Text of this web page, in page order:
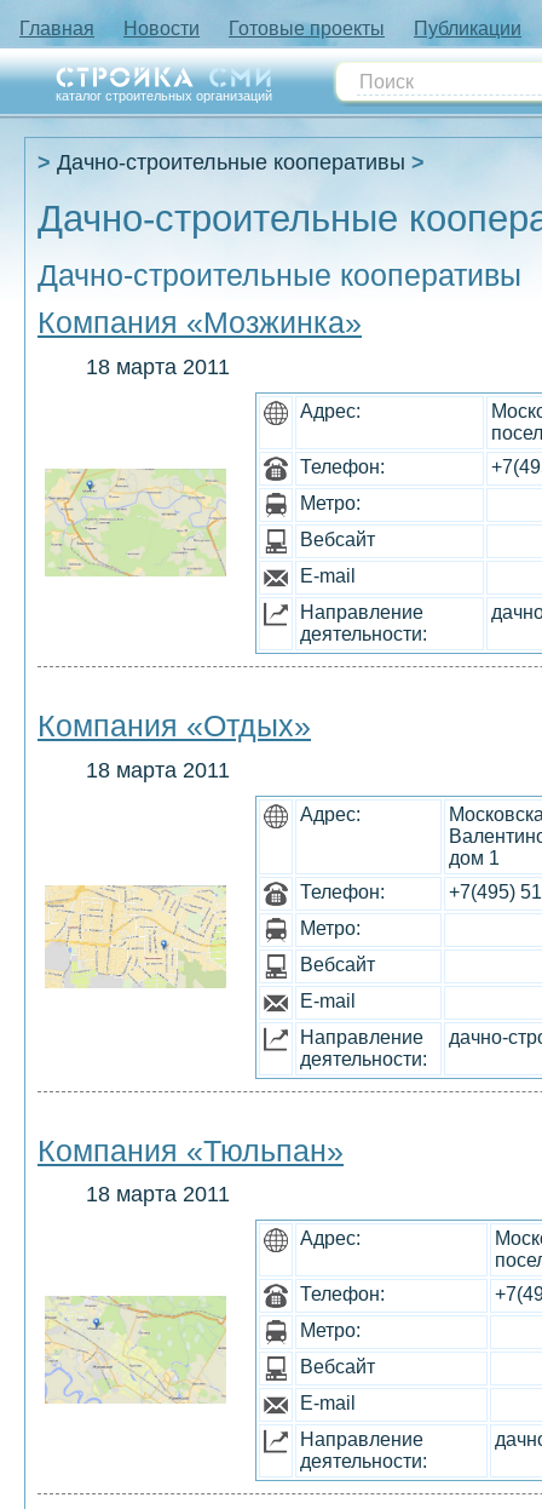
Главная Новости Готовые проекты Публикации
каталог строительных организаций
Дачно-строительные кооперативы
Дачно-строительные
Дачно-строительные кооперативы
Компания «Мозжинка»
18 марта 2011
Адрес:
Телефон:
Метро:
Вебсайт
E-mail
Направление
деятельности:
Компания «Отдых»
18 марта 2011
Адрес:
дом 1
Телефон:
+7(495)
Метро:
Вебсайт
E-mail
Направление
деятельности:
дачно-
Компания «Тюльпан»
18 марта 2011
Адрес:
Телефон:
Метро:
Вебсайт
E-mail
Направление
деятельности: